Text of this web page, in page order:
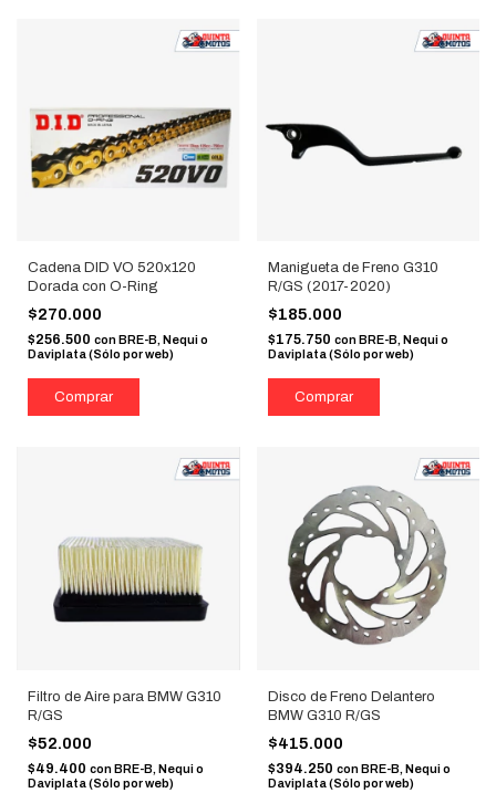
Cadena DID VO 520x120
Dorada con O-Ring
$270.000
$256.500 con BRE-B, Nequi o
Daviplata (Sólo por web)
Manigueta de Freno G310
R/GS (2017-2020)
$185.000
$175.750 con BRE-B, Nequi o
Daviplata (Sólo por web)
Filtro de Aire para BMW G310
R/GS
$52.000
$49.400 conBRE-B, Nequi o
Daviplata (Sólo por web)
Disco de Freno Delantero
BMW G310 R/GS
$415.000
$394.250 con BRE-B, Nequi o
Daviplata (Sólo por web)